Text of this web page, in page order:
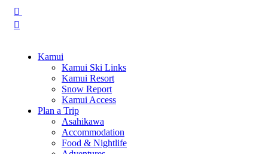
Kamui
Kamui Ski Links
Kamui Resort
Snow Report
Kamui Access
Plan a Trip
Asahikawa
Accommodation
Food & Nightlife